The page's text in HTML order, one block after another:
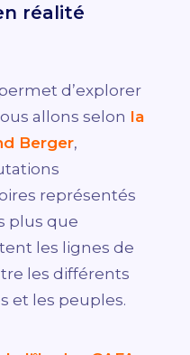
réalité
d’explorer
allons selon la
Berger,
représentés
plus que
les lignes de
les différents
et les peuples.